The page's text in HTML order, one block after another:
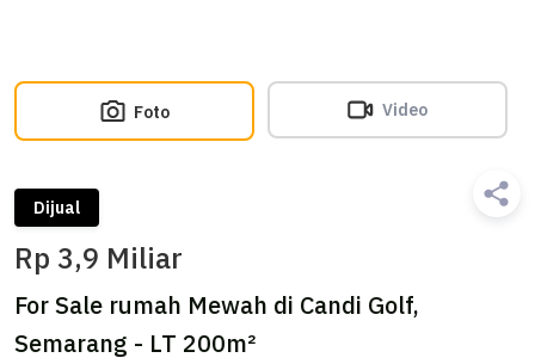
Foto Video
Dijual
Rp 3,9 Miliar
For Sale rumah Mewah di Candi Golf,
Semarang - LT 200m²